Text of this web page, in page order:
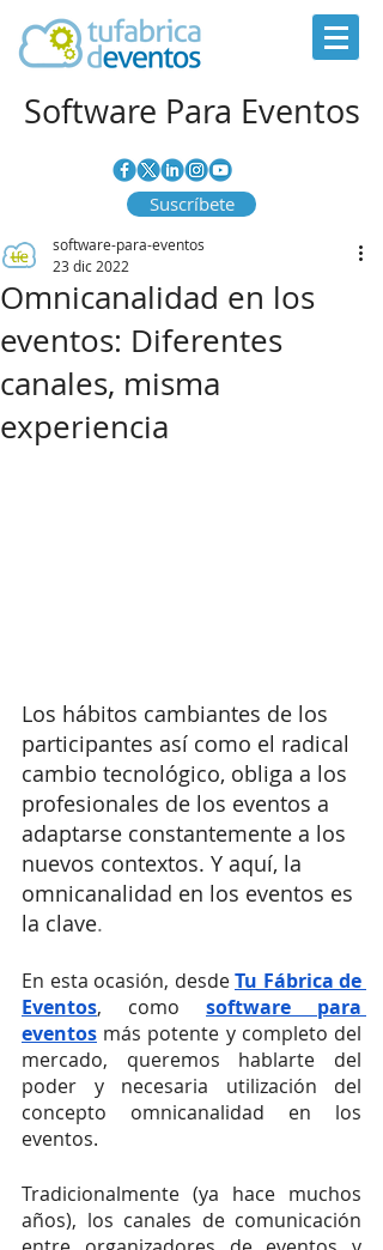
Software Para Eventos
Suscríbete
Omnicanalidad en los
eventos: Diferentes
canales, misma
experiencia
software-para-eventos
23 dic 2022
Los hábitos cambiantes de los
participantes así como el radical
cambio tecnológico, obliga a los
profesionales de los eventos a
adaptarse constantemente a los
nuevos contextos. Y aquí, la
omnicanalidad en los eventos es
la clave.
En esta ocasión, desde Tu Fábrica de
Eventos, como software para
eventos más potente y completo del
mercado, queremos hablarte del
poder y necesaria utilización del
concepto omnicanalidad en los
eventos.
Tradicionalmente (ya hace muchos
años), los canales de comunicación